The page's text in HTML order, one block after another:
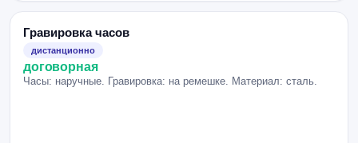
Гравировка часов
дистанционно
договорная
Часы: наручные. Гравировка: на ремешке. Материал: сталь.